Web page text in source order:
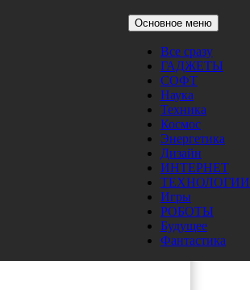
Основное меню
Все сразу
ГАДЖЕТЫ
СОФТ
Наука
Техника
Космос
Энергетика
Дизайн
ИНТЕРНЕТ
ТЕХНОЛОГИИ
Игры
РОБОТЫ
Будущее
Фантастика